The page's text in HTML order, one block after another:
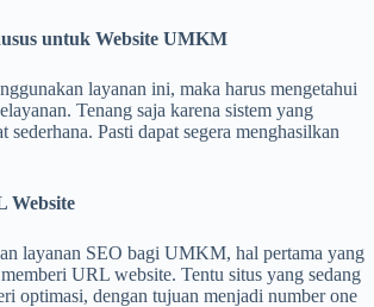
untuk Website UMKM
layanan ini, maka harus mengetahui
Tenang saja karena sistem yang
sederhana. Pasti dapat segera menghasilkan
Website
layanan SEO bagi UMKM, hal pertama yang
URL website. Tentu situs yang sedang
optimasi, dengan tujuan menjadi number one